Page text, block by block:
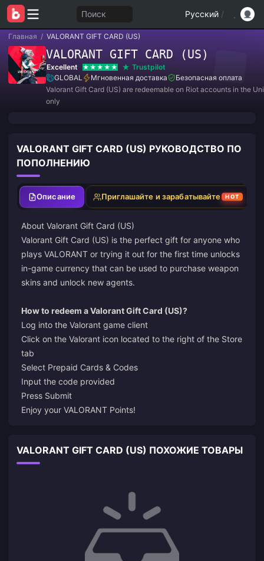
Поиск Русский /
Главная / VALORANT GIFT CARD (US)
VALORANT GIFT CARD (US)
Excellent
Trustpilot
GLOBAL
Мгновенная доставка
Безопасная оплата
Valorant Gift Card (US) are redeemable on Riot accounts in the
only
VALORANT GIFT CARD (US) РУКОВОДСТВО ПО
ПОПОЛНЕНИЮ
Описание Приглашайте и зарабатывайте HOT
About Valorant Gift Card (US)
Valorant Gift Card (US) is the perfect gift for anyone who
plays VALORANT or trying it out for the first time unlocks
in-game currency that can be used to purchase weapon
skins and unlock new agents.
How to redeem a Valorant Gift Card (US)?
Log into the Valorant game client
Click on the Valorant icon located to the right of the Store
tab
Select Prepaid Cards & Codes
Input the code provided
Press Submit
Enjoy your VALORANT Points!
VALORANT GIFT CARD (US) ПОХОЖИЕ ТОВАРЫ